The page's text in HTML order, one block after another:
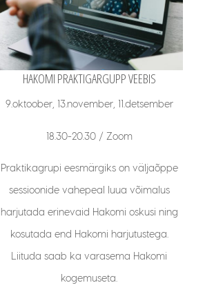
HAKOMI PRAKTIGARGUPP VEEBIS
9.oktoober, 13.november, 11.detsember
18.30-20.30 / Zoom
Praktikagrupi eesmärgiks on väljaõppe
sessioonide vahepeal luua võimalus
harjutada erinevaid Hakomi oskusi ning
kosutada end Hakomi harjutustega.
Liituda saab ka varasema Hakomi
kogemuseta.